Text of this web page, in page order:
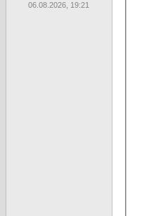
06.08.2026, 19:21